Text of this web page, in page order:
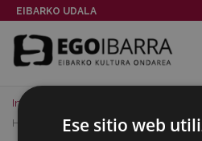
EIBARKO UDALA
Inicio
Puente de
Hermenegildo Bracons
Ese sitio web